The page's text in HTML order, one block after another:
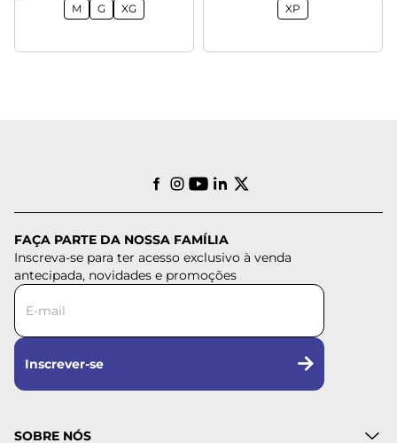
M
G XG
XP
FAÇA PARTE DA NOSSA FAMÍLIA
Inscreva-se para ter acesso exclusivo à venda
antecipada, novidades e promoções
Inscrever-se
SOBRE NÓS